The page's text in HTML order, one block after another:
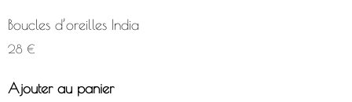
Boucles d’oreilles India
28 €
Ajouter au panier